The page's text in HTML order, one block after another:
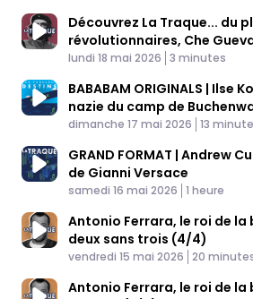
Découvrez La Traque... du
révolutionnaires, Che
Published At
lundi 18 mai 2026 Time
3 minutes
BABABAM ORIGINALS | Ilse
nazie du camp de
Published At
dimanche 17 mai 2026 Time
13
GRAND FORMAT | Andrew
de Gianni Versace
Published At
samedi 16 mai 2026 Time
1 heure
Antonio Ferrara, le roi de la
deux sans trois (4/4)
Published At
vendredi 15 mai 2026 Time
20
Antonio Ferrara, le roi de la